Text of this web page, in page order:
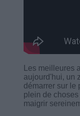
Les meilleures
aujourd'hui, un
démarrer sur le
plein de
maigrir